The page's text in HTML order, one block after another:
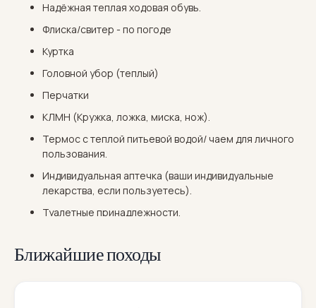
Надёжная теплая ходовая обувь.
Флиска/свитер - по погоде
Куртка
Головной убор (теплый)
Перчатки
КЛМН (Кружка, ложка, миска, нож).
Термос с теплой питьевой водой/ чаем для личного
пользования.
Индивидуальная аптечка (ваши индивидуальные
лекарства, если пользуетесь).
Туалетные принадлежности.
Ближайшие походы